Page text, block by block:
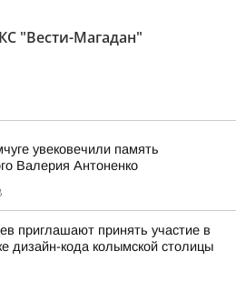
"Вести-Магадан"
увековечили память
Валерия Антоненко
приглашают принять участие в
дизайн-кода колымской столицы